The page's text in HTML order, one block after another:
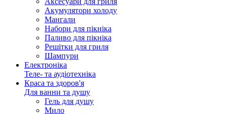
Акумулятори холоду
Мангали
Набори для пікніка
Паливо для пікніка
Решітки для гриля
Шампури
Електроніка
Теле- та аудіотехніка
Краса та здоров'я
Для ванни та душу
Гель для душу
Мило